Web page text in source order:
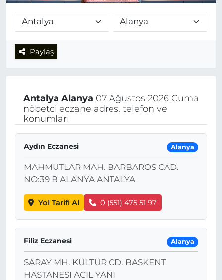
Paylaş
Antalya Alanya 07 Ağustos 2026 Cuma
nöbetçi eczane adres, telefon ve
konumları
Aydın Eczanesi Alanya
MAHMUTLAR MAH. BARBAROS CAD.
NO:39 B ALANYA ANTALYA
Yol Tarifi Al 0 (551) 475 51 97
Filiz Eczanesi Alanya
SARAY MH. KÜLTÜR CD. BASKENT
HASTANESI ACIL YANI